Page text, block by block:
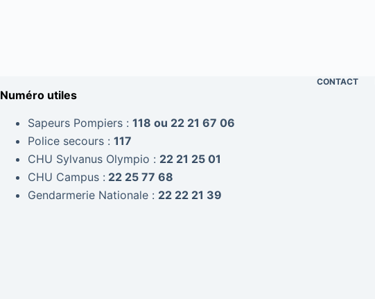
CONTACT
Numéro utiles
Sapeurs Pompiers : 118 ou 22 21 67 06
Police secours : 117
CHU Sylvanus Olympio : 22 21 25 01
CHU Campus : 22 25 77 68
Gendarmerie Nationale : 22 22 21 39